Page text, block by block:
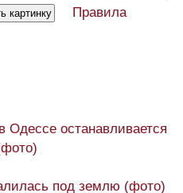
Правила
Одессе останавливается
под землю (фото)